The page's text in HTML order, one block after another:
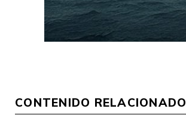
CONTENIDO RELACIONADO